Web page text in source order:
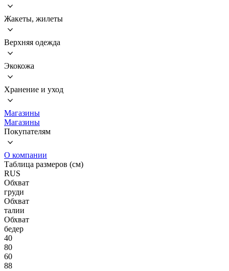
Жакеты, жилеты
Верхняя одежда
Экокожа
Хранение и уход
Магазины
Магазины
Покупателям
О компании
Таблица размеров (см)
RUS
Обхват
груди
Обхват
талии
Обхват
бедер
40
80
60
88